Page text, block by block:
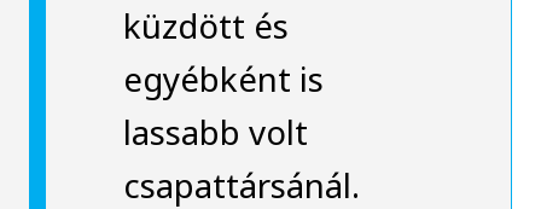
küzdött és
egyébként is
lassabb volt
csapattársánál.